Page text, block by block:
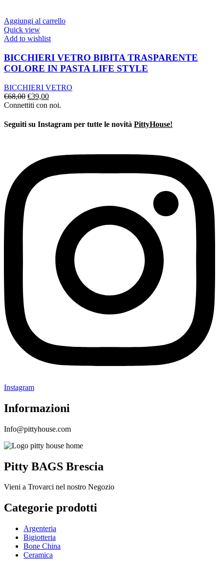
€42,00.€29,00.
Aggiungi al carrello
Quick view
Add to wishlist
BICCHIERI VETRO BIBITA TRASPARENTE
COLORE IN PASTA LIFE STYLE
BICCHIERI VETRO
€68,00 Il
prezzo
era:
€39,00Il
prezzo
è:
€39,00.
Connettiti con noi.
Seguiti su Instagram per tutte le novità PittyHouse!
Instagram
Informazioni
Info@pittyhouse.com
Pitty BAGS Brescia
Vieni a Trovarci nel nostro Negozio
Categorie prodotti
Argenteria
Bigiotteria
Bone China
Ceramica